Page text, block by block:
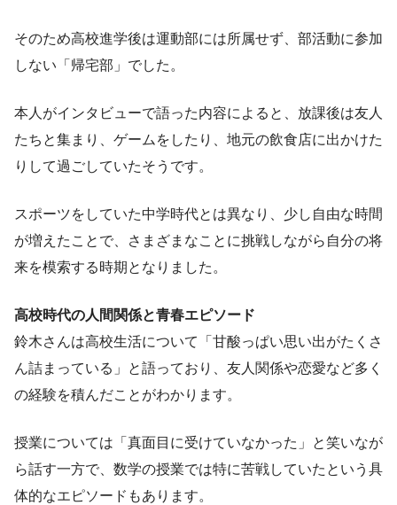
そのため高校進学後は運動部には所属せず、部活動に参加
しない「帰宅部」でした。
本人がインタビューで語った内容によると、放課後は友人
たちと集まり、ゲームをしたり、地元の飲食店に出かけた
りして過ごしていたそうです。
スポーツをしていた中学時代とは異なり、少し自由な時間
が増えたことで、さまざまなことに挑戦しながら自分の将
来を模索する時期となりました。
高校時代の人間関係と青春エピソード
鈴木さんは高校生活について「甘酸っぱい思い出がたくさ
ん詰まっている」と語っており、友人関係や恋愛など多く
の経験を積んだことがわかります。
授業については「真面目に受けていなかった」と笑いなが
ら話す一方で、数学の授業では特に苦戦していたという具
体的なエピソードもあります。